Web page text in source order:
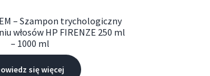
– Szampon trychologiczny
włosów HP FIRENZE 250 ml
– 1000 ml
się więcej